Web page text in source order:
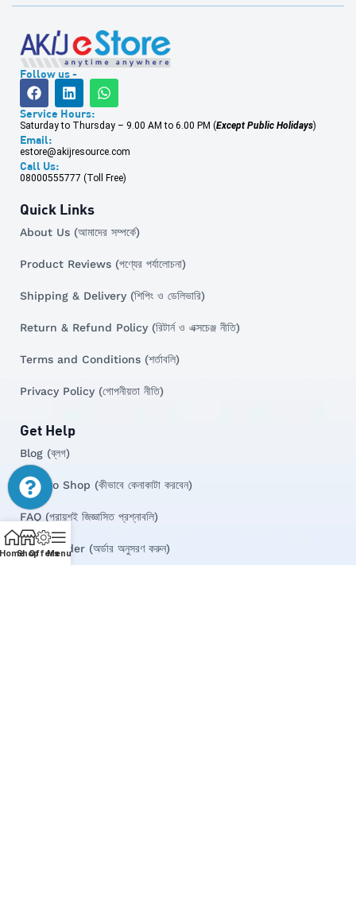
Follow us -
Service Hours:
Saturday to Thursday – 9.00 AM to 6.00 PM (Except Public Holidays)
Email:
estore@akijresource.com
Call Us:
08000555777 (Toll Free)
Quick Links
About Us (আমাদের সম্পর্কে)
Product Reviews (পণ্যের পর্যালোচনা)
Shipping & Delivery (শিপিং ও ডেলিভারি)
Return & Refund Policy (রিটার্ন ও এক্সচেঞ্জ নীতি)
Terms and Conditions (শর্তাবলি)
Privacy Policy (গোপনীয়তা নীতি)
Get Help
Blog (ব্লগ)
How to Shop (কীভাবে কেনাকাটা করবেন)
FAQ (প্রায়শই জিজ্ঞাসিত প্রশ্নাবলি)
Track Order (অর্ডার অনুসরণ করুন)
HomeShopOffersMenu